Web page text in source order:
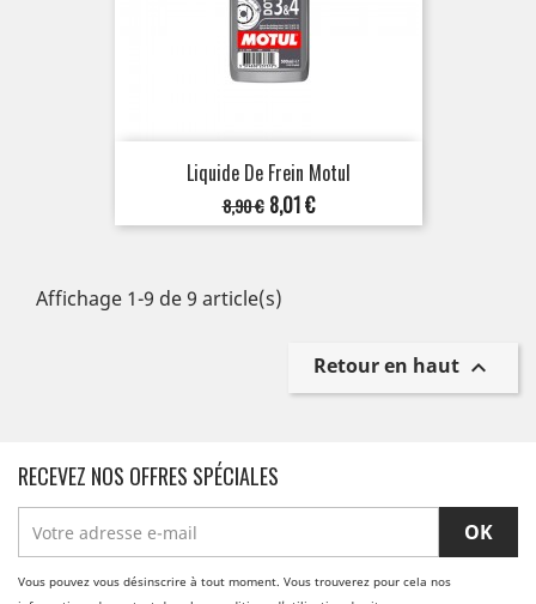
Liquide De Frein Motul
Prix
de
8,90 € Prix
8,01 €
Affichage 1-9 de 9 article(s)
Retour en haut 
RECEVEZ NOS OFFRES SPÉCIALES
Vous pouvez vous désinscrire à tout moment. Vous trouverez pour cela nos